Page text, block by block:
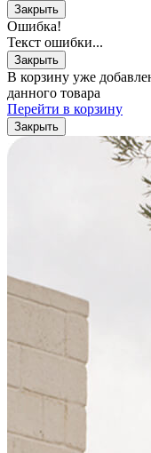
Закрыть
Ошибка!
Текст ошибки...
Закрыть
В корзину уже
данного товара
Перейти в корзину
Закрыть